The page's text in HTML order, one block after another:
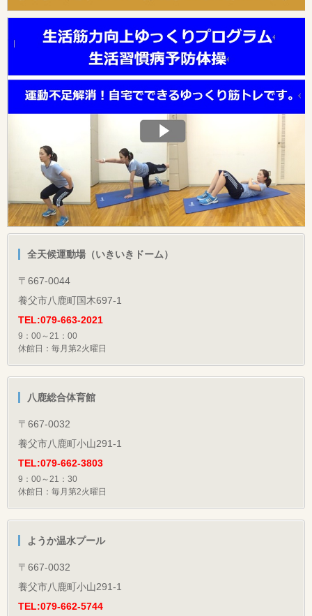
全天候運動場（いきいきドーム）
〒667-0044
養父市八鹿町国木697-1
TEL:079-663-2021
9：00～21：00
休館日：毎月第2火曜日
八鹿総合体育館
〒667-0032
養父市八鹿町小山291-1
TEL:079-662-3803
9：00～21：30
休館日：毎月第2火曜日
ようか温水プール
〒667-0032
養父市八鹿町小山291-1
TEL:079-662-5744